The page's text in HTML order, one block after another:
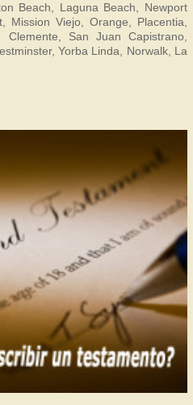
Beach, Laguna Beach, Newport
Viejo, Orange, Placentia,
San Juan Capistrano,
Yorba Linda, Norwalk, La